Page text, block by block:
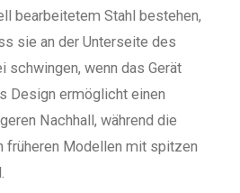
bearbeitetem Stahl bestehen,
sie an der Unterseite des
schwingen, wenn das Gerät
Design ermöglicht einen
Nachhall, während die
früheren Modellen mit spitzen